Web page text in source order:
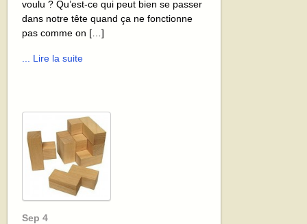
voulu ? Qu’est-ce qui peut bien se passer
dans notre tête quand ça ne fonctionne
pas comme on […]
... Lire la suite
Sep 4